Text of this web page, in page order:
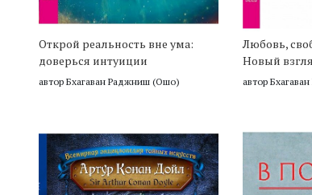
Открой реальность вне ума:
доверься интуиции
автор Бхагаван Раджниш (Ошо)
Любовь,
Новый
автор